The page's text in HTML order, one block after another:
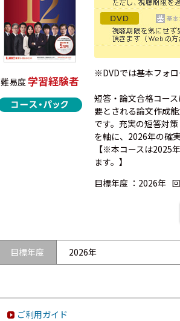
難易度学習経験者
※DVDでは基本フォロ
短答・論文合格コー
要とされる論文作成
です。充実の短答対
を軸に、2026年の確
【※本コースは2025
ます。】
目標年度 ： 2026年
目標年度 2026年
ご利用ガイド